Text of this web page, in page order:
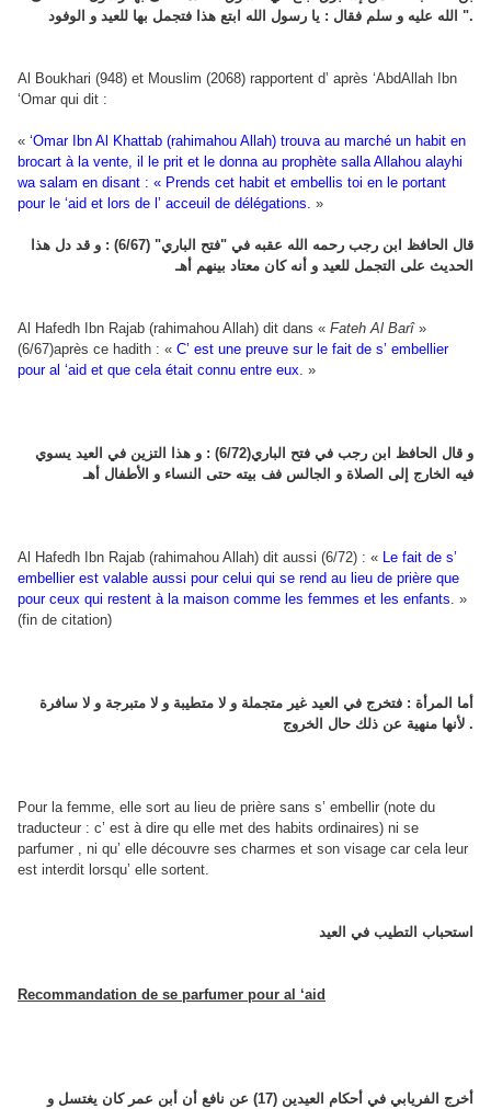
الله عليه و سلم فقال : يا رسول الله ابتع هذا فتجمل بها للعيد و الوفود ".
Al Boukhari (948) et Mouslim (2068) rapportent d’ après ‘AbdAllah Ibn
‘Omar qui dit :
« ‘Omar Ibn Al Khattab (rahimahou Allah) trouva au marché un habit en
brocart à la vente, il le prit et le donna au prophète salla Allahou alayhi
wa salam en disant : « Prends cet habit et embellis toi en le portant
pour le ‘aid et lors de l’ acceuil de délégations. »
قال الحافظ ابن رجب رحمه الله عقبه في "فتح الباري" (6/67) : و قد دل هذا
الحديث على التجمل للعيد و أنه كان معتاد بينهم أهـ
Al Hafedh Ibn Rajab (rahimahou Allah) dit dans « Fateh Al Barî»
(6/67)après ce hadith : « C’ est une preuve sur le fait de s’ embellier
pour al ‘aid et que cela était connu entre eux. »
و قال الحافظ ابن رجب في فتح الباري(6/72) : و هذا التزين في العيد يسوي
فيه الخارج إلى الصلاة و الجالس فف بيته حتى النساء و الأطفال أهـ
Al Hafedh Ibn Rajab (rahimahou Allah) dit aussi (6/72) : « Le fait de s’
embellier est valable aussi pour celui qui se rend au lieu de prière que
pour ceux qui restent à la maison comme les femmes et les enfants. »
(fin de citation)
أما المرأة : فتخرج في العيد غير متجملة و لا متطيبة و لا متبرجة و لا سافرة
لأنها منهية عن ذلك حال الخروج .
Pour la femme, elle sort au lieu de prière sans s’ embellir (note du
traducteur : c’ est à dire qu elle met des habits ordinaires) ni se
parfumer , ni qu’ elle découvre ses charmes et son visage car cela leur
est interdit lorsqu’ elle sortent.
استحباب التطيب في العيد
Recommandation de se parfumer pour al ‘aid
أخرج الفريابي في أحكام العيدين (17) عن نافع أن أبن عمر كان يغتسل و